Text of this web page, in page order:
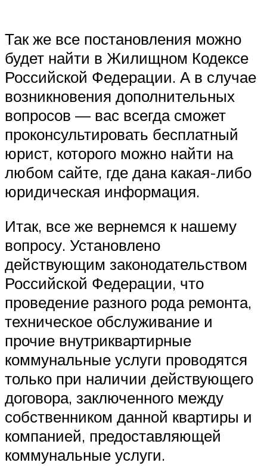
Так же все постановления можно
будет найти в Жилищном Кодексе
Российской Федерации. А в случае
возникновения дополнительных
вопросов — вас всегда сможет
проконсультировать бесплатный
юрист, которого можно найти на
любом сайте, где дана какая-либо
юридическая информация.
Итак, все же вернемся к нашему
вопросу. Установлено
действующим законодательством
Российской Федерации, что
проведение разного рода ремонта,
техническое обслуживание и
прочие внутриквартирные
коммунальные услуги проводятся
только при наличии действующего
договора, заключенного между
собственником данной квартиры и
компанией, предоставляющей
коммунальные услуги.